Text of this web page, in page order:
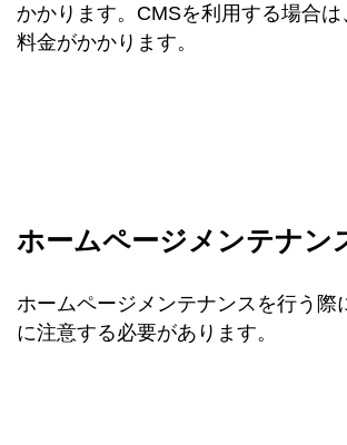
かかります。CMSを利用する場合は
料金がかかります。
ホームページメンテナン
ホームページメンテナンスを行う際
に注意する必要があります。